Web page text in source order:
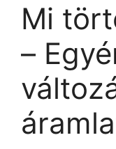
Mi
–